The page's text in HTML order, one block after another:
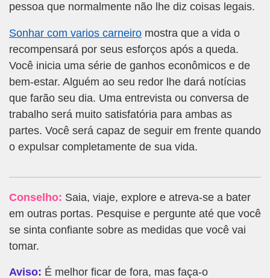
pessoa que normalmente não lhe diz coisas legais.
Sonhar com varios carneiro mostra que a vida o
recompensará por seus esforços após a queda.
Você inicia uma série de ganhos econômicos e de
bem-estar. Alguém ao seu redor lhe dará notícias
que farão seu dia. Uma entrevista ou conversa de
trabalho será muito satisfatória para ambas as
partes. Você será capaz de seguir em frente quando
o expulsar completamente de sua vida.
Conselho: Saia, viaje, explore e atreva-se a bater
em outras portas. Pesquise e pergunte até que você
se sinta confiante sobre as medidas que você vai
tomar.
Aviso: É melhor ficar de fora, mas faça-o